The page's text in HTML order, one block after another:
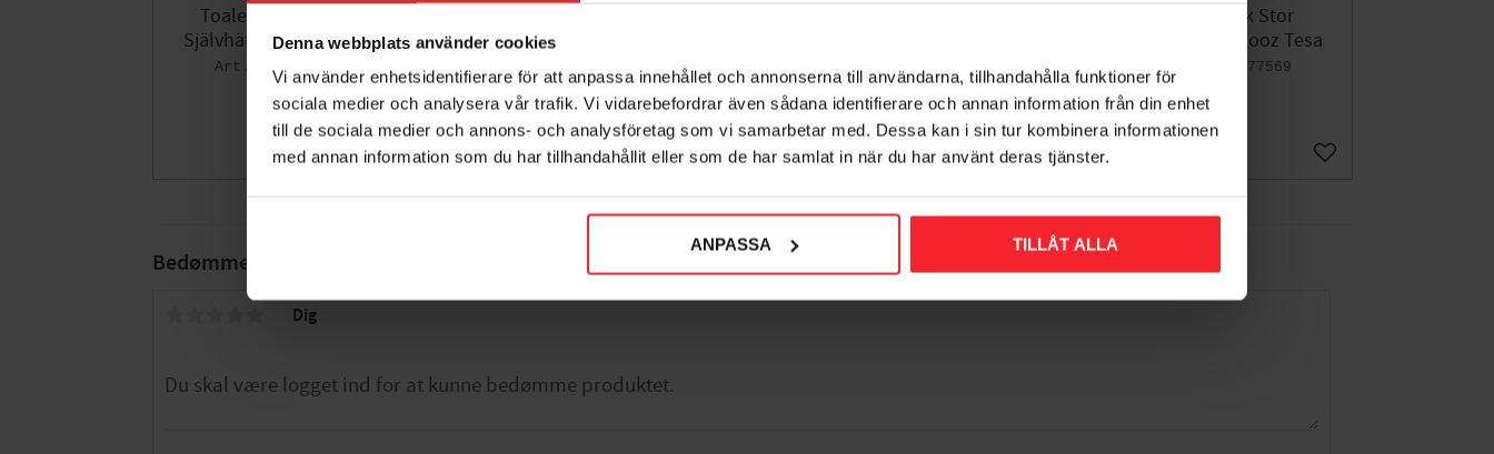
Denna webbplats använder cookies
Vi använder enhetsidentifierare för att anpassa innehållet och annonserna till användarna, tillhandahålla funktioner för
sociala medier och analysera vår trafik. Vi vidarebefordrar även sådana identifierare och annan information från din enhet
till de sociala medier och annons- och analysföretag som vi samarbetar med. Dessa kan i sin tur kombinera informationen
med annan information som du har tillhandahållit eller som de har samlat in när du har använt deras tjänster.
ANPASSA TILLÅT ALLA
Bedømmelser
Dig
Toalettpappershållare
Självhäftande Smooz Tesa
007477565
253DKK
Gem som favorit
Självhäftande Lock Smooz
368
Gem som favorit
007477567
486DKK
Gem som favorit
Handdukskrok Stor
Självhäftande Smooz Tesa
007477569
194
Gem som favorit